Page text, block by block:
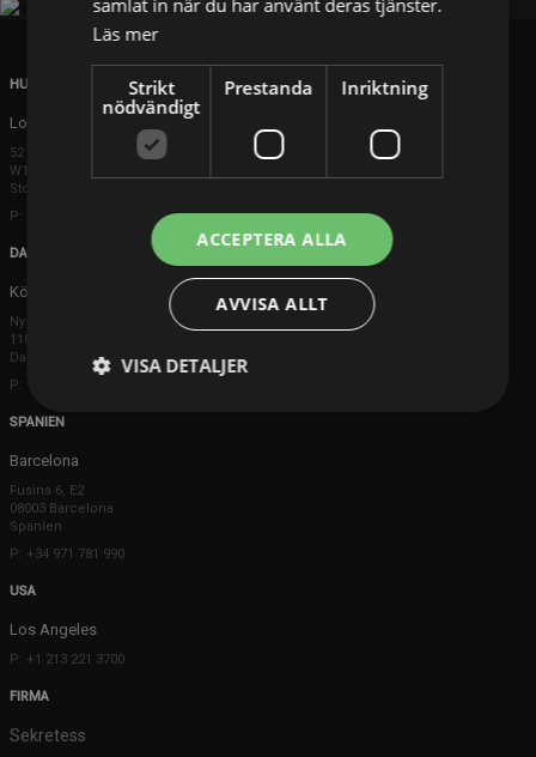
HUVUDKONTOR
London
52 Brook Street
W1K 5DS London
Storbritannien
P: +44 203 608 8181
DANMARK
Köpenhamn
Ny Østergade 20
1101 København K
Danmark
P: +45 3698 8480
SPANIEN
Barcelona
Fusina 6, E2
08003 Barcelona
Spanien
P: +34 971 781 990
USA
Los Angeles
P: +1 213 221 3700
FIRMA
Sekretess
samlat in när du har använt deras tjänster.
Läs mer
Strikt
nödvändigt
Prestanda Inriktning
ACCEPTERA ALLA
AVVISA ALLT
VISA DETALJER